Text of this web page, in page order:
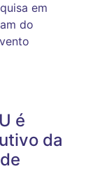
em
do
é
da